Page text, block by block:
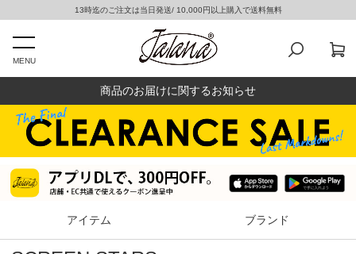
13時迄のご注文は当日発送/ 10,000円以上購入で送料無料
MENU
商品のお届けに関するお知らせ
アイテム ブランド